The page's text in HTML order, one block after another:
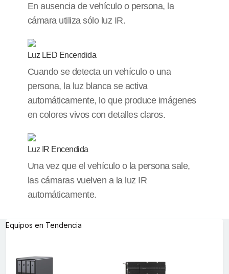
En ausencia de vehículo o persona, la
cámara utiliza sólo luz IR.
Luz LED Encendida
Cuando se detecta un vehículo o una
persona, la luz blanca se activa
automáticamente, lo que produce imágenes
en colores vivos con detalles claros.
Luz IR Encendida
Una vez que el vehículo o la persona sale,
las cámaras vuelven a la luz IR
automáticamente.
Equipos en Tendencia